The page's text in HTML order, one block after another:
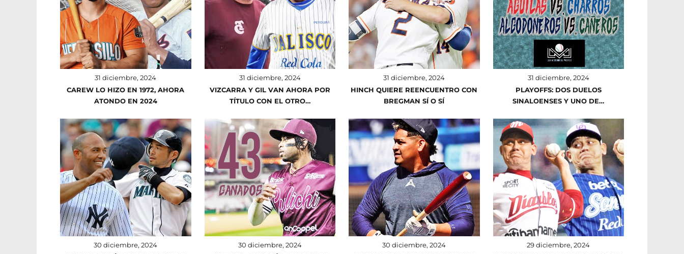
31 diciembre, 2024
CAREW LO HIZO EN 1972, AHORA
ATONDO EN 2024
31 diciembre, 2024
VIZCARRA Y GIL VAN AHORA POR
TÍTULO CON EL OTRO…
31 diciembre, 2024
HINCH QUIERE REENCUENTRO CON
BREGMAN SÍ O SÍ
31 diciembre, 2024
PLAYOFFS: DOS DUELOS
SINALOENSES Y UNO DE…
30 diciembre, 2024
30 diciembre, 2024
30 diciembre, 2024
29 diciembre, 2024